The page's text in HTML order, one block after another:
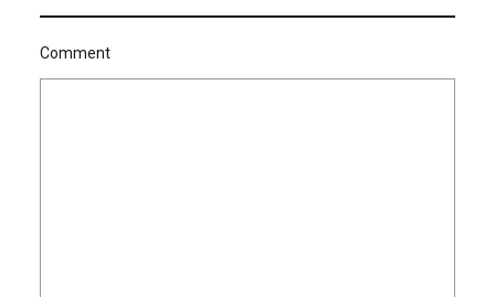
Comment